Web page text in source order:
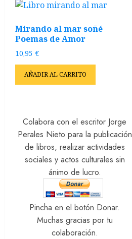
Mirando al mar soñé
Poemas de Amor
10,95 €
AÑADIR AL CARRITO
Colabora con el escritor Jorge
Perales Nieto para la publicación
de libros, realizar actividades
sociales y actos culturales sin
ánimo de lucro.
Pincha en el botón Donar.
Muchas gracias por tu
colaboración.